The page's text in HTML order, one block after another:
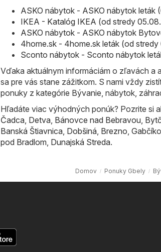
ASKO nábytok - ASKO nábytok leták
IKEA - Katalóg IKEA (od stredy
ASKO nábytok - ASKO nábytok
4home.sk - 4home.sk leták (od
Sconto nábytok - Sconto nábytok
Vďaka aktuálnym informáciám o zľavách a
sa pre vás stane zážitkom. S nami vždy
ponuky z kategórie Bývanie, nábytok,
Hľadáte viac výhodných ponúk? Pozrite si
Čadca Detva Bánovce nad Bebravou
Banská Štiavnica Dobšiná Brezno
pod Bradlom Dunajská Streda.
Domov Ponuky Gbely